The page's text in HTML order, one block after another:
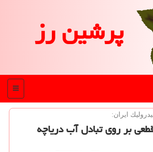
پرشین رز
منو
ایران:
بر روی تبادل آب دریاچه